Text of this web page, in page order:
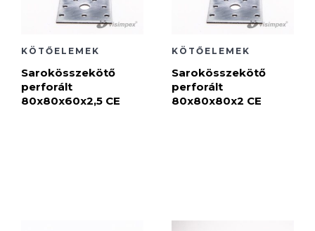
KÖTŐELEMEK
Sarokösszekötő
perforált
80x80x60x2,5 CE
KÖTŐELEMEK
Sarokösszekötő
perforált
80x80x80x2 CE